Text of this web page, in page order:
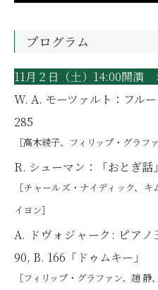
プログラム
11月２日（土）14:00開演
W. A. モーツァルト：フル
285
［高木綾子、フィリップ・グラフ
R. シューマン：「おとぎ話
［チャールズ・ナイディック、
イヨン］
A. ドヴォジャーク: ピア
90, B. 166「ドゥムキー」
［フィリップ・グラファン、趙 静